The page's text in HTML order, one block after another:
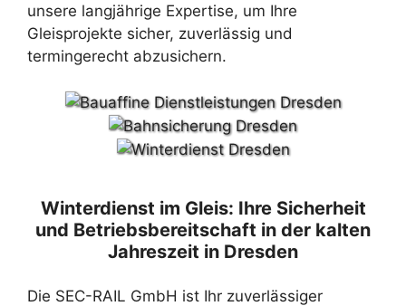
unsere langjährige Expertise, um Ihre
Gleisprojekte sicher, zuverlässig und
termingerecht abzusichern.
Winterdienst im Gleis: Ihre Sicherheit
und Betriebsbereitschaft in der kalten
Jahreszeit in Dresden
Die SEC-RAIL GmbH ist Ihr zuverlässiger